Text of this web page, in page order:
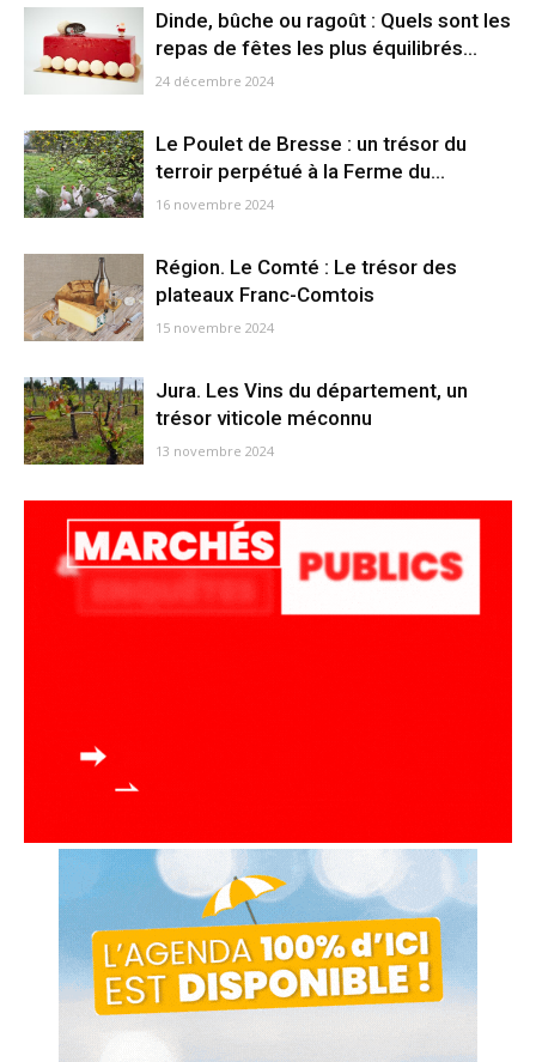
Dinde, bûche ou ragoût : Quels sont les
repas de fêtes les plus équilibrés...
24 décembre 2024
Le Poulet de Bresse : un trésor du
terroir perpétué à la Ferme du...
16 novembre 2024
Région. Le Comté : Le trésor des
plateaux Franc-Comtois
15 novembre 2024
Jura. Les Vins du département, un
trésor viticole méconnu
13 novembre 2024